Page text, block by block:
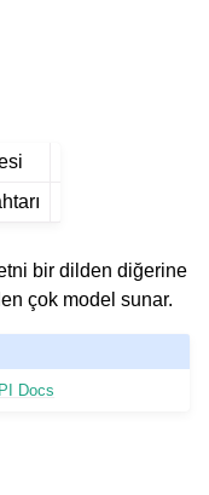
bir dilden diğerine
çok model sunar.
Docs